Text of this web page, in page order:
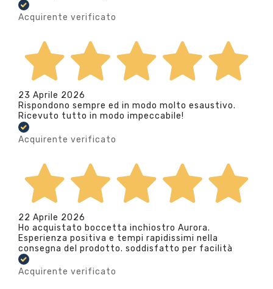
Acquirente verificato
23 Aprile 2026
Rispondono sempre ed in modo molto esaustivo.
Ricevuto tutto in modo impeccabile!
Acquirente verificato
22 Aprile 2026
Ho acquistato boccetta inchiostro Aurora.
Esperienza positiva e tempi rapidissimi nella
consegna del prodotto. soddisfatto per facilità
Acquirente verificato